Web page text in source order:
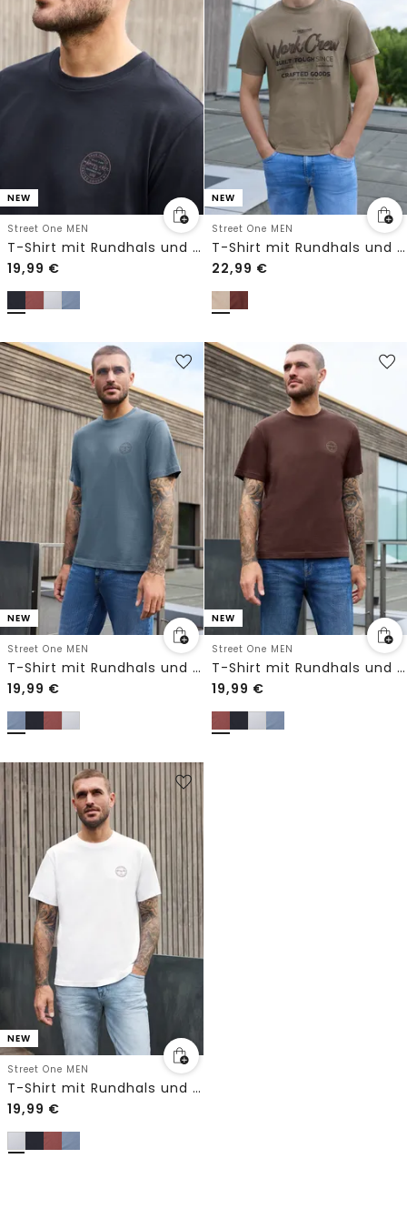
NEW
Street One MEN
T-Shirt mit Rundhals und Chestprint
19,99 €
NEW
Street One MEN
T-Shirt mit Rundhals und Wording Artwork
22,99 €
NEW
Street One MEN
T-Shirt mit Rundhals und Chestprint
19,99 €
NEW
Street One MEN
T-Shirt mit Rundhals und Chestprint
19,99 €
NEW
Street One MEN
T-Shirt mit Rundhals und Chestprint
19,99 €